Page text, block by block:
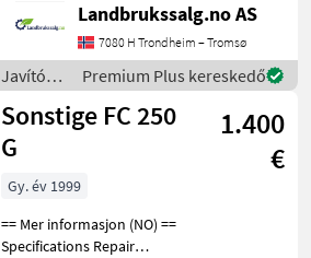
Javítókészletek és
alkatrészek Bontott
alkatrészek
Landbrukssalg.no AS
7080 H Trondheim – Tromsø
Javítókészletek
és
alkatrészek
/
Sonstige
Premium Plus kereskedő
Sonstige FC 250
G
1.400
€
Gy. év 1999
== Mer informasjon (NO) ==
Specifications Repair